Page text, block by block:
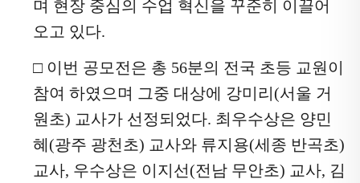
며 현장 중심의 수업 혁신을 꾸준히 이끌어
오고 있다.
□ 이번 공모전은 총 56분의 전국 초등 교원이
참여 하였으며 그중 대상에 강미리 (서울 거
원초) 교사가 선정되었다. 최우수상은 양민
혜 (광주 광천초) 교사와 류지용(세종 반곡초)
교사, 우수상은 이지선(전남 무안초) 교사, 김